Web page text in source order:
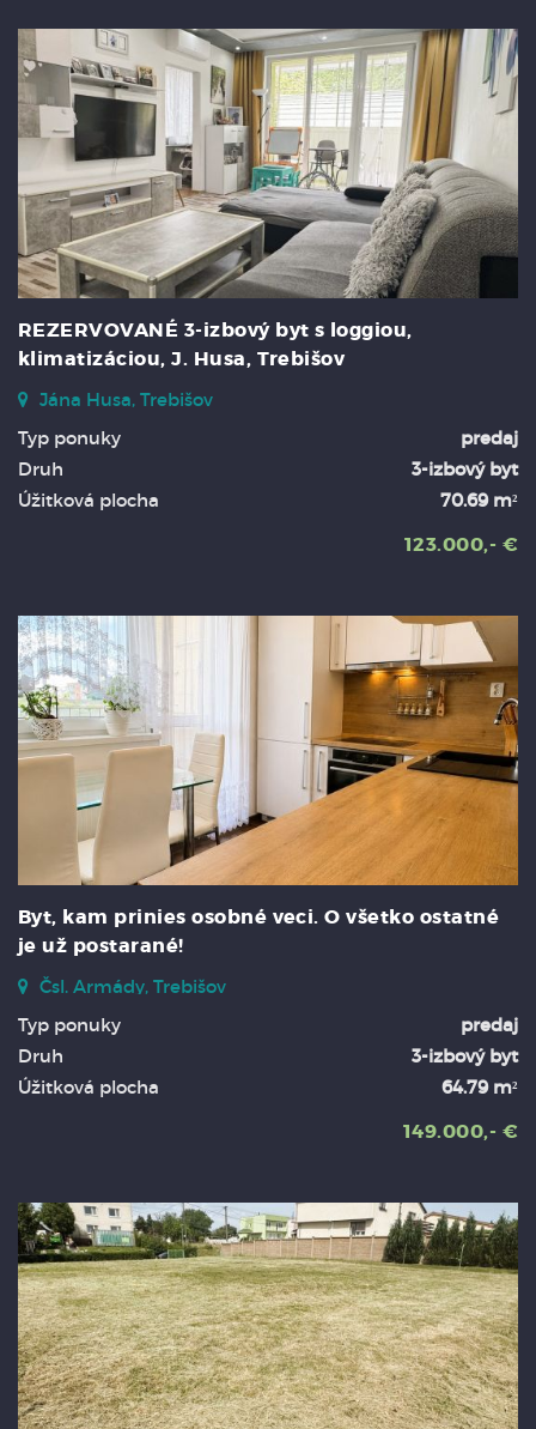
REZERVOVANÉ 3-izbový byt s loggiou,
klimatizáciou, J. Husa, Trebišov
Jána Husa, Trebišov
Typ ponuky
predaj
Druh
3-izbový byt
Úžitková plocha
70.69 m²
123.000,- €
Byt, kam prinies osobné veci. O všetko ostatné
je už postarané!
Čsl. Armády, Trebišov
Typ ponuky
predaj
Druh
3-izbový byt
Úžitková plocha
64.79 m²
149.000,- €